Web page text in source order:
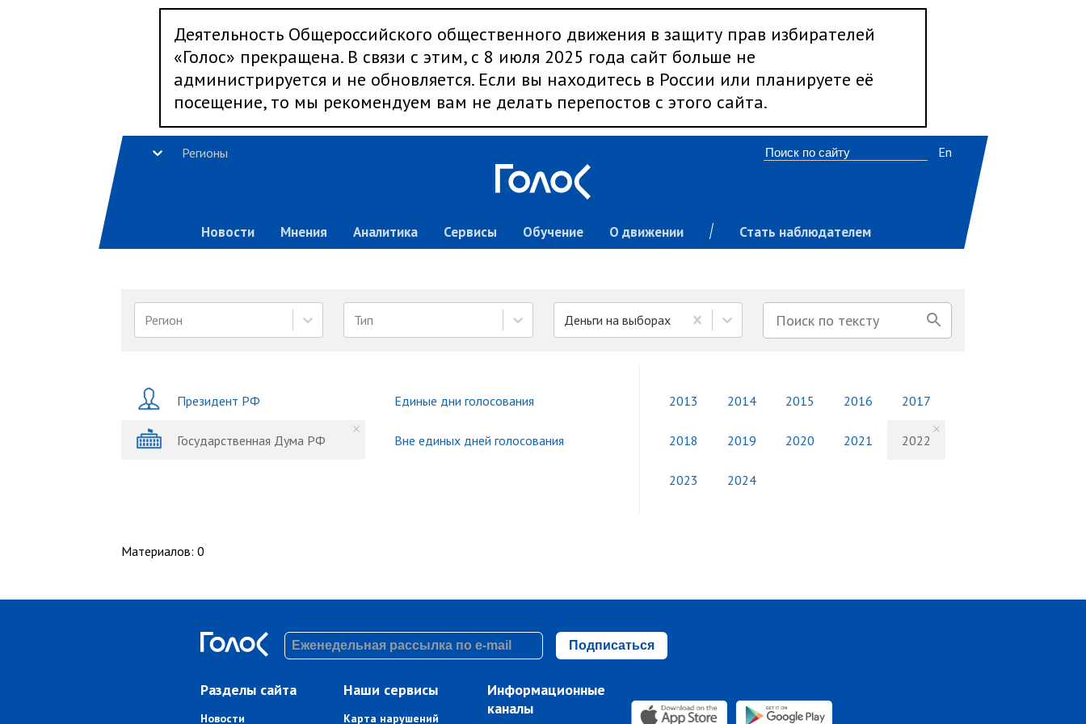
Деятельность Общероссийского общественного движения в защиту прав избирателей
«Голос» прекращена. В связи с этим, с 8 июля 2025 года сайт больше не
администрируется и не обновляется. Если вы находитесь в России или планируете её
посещение, то мы рекомендуем вам не делать перепостов с этого сайта.
Регионы
Новости Мнения Аналитика Сервисы Обучение О движении Стать наблюдателем
En
Регион Тип Деньги на выборах
Президент РФ
Государственная Дума РФ
Единые дни голосования
Вне единых дней голосования
2013 2014 2015 2016 2017
2018 2019 2020 2021 2022
2023 2024
Материалов: 0
Подписаться
Разделы сайта
Новости
Наши сервисы
Карта нарушений
Информационные
каналы